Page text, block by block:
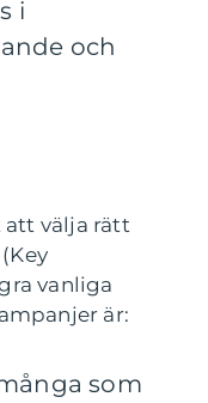
i
och
att välja rätt
vanliga
är:
som